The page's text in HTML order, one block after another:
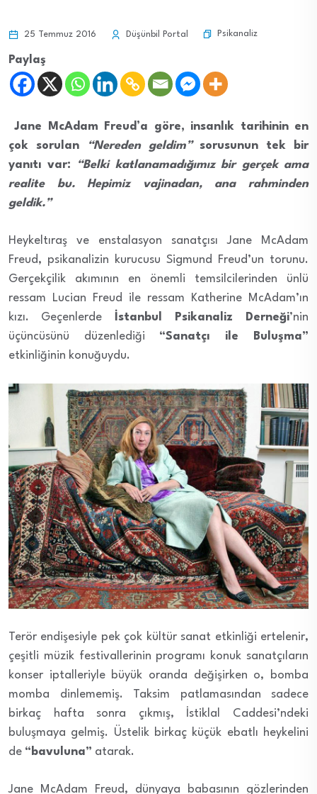
25 Temmuz 2016 Düşünbil Portal Psikanaliz
Paylaş
Jane McAdam Freud’a göre, insanlık tarihinin en
çok sorulan
“Nereden geldim”sorusunun tek bir
yanıtı var:
“Belki katlanamadığımız bir gerçek ama
realite bu. Hepimiz vajinadan, ana rahminden
geldik.”
Heykeltıraş ve enstalasyon sanatçısı Jane McAdam
Freud, psikanalizin kurucusu Sigmund Freud’un torunu.
Gerçekçilik akımının en önemli temsilcilerinden ünlü
ressam Lucian Freud ile ressam Katherine McAdam’ın
kızı. Geçenlerde
İstanbul Psikanaliz Derneği’nin
üçüncüsünü düzenlediği “Sanatçı ile Buluşma”
etkinliğinin konuğuydu.
Terör endişesiyle pek çok kültür sanat etkinliği ertelenir,
çeşitli müzik festivallerinin programı konuk sanatçıların
konser iptalleriyle büyük oranda değişirken o, bomba
momba dinlememiş. Taksim patlamasından sadece
birkaç hafta sonra çıkmış, İstiklal Caddesi’ndeki
buluşmaya gelmiş. Üstelik birkaç küçük ebatlı heykelini
de “bavuluna” atarak.
Jane McAdam Freud, dünyaya babasının gözlerinden